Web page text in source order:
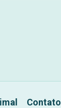
Contato